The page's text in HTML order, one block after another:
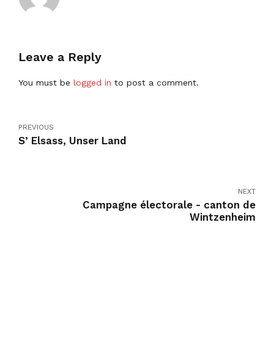
Leave a Reply
You must be logged in to post a comment.
PREVIOUS
S’ Elsass, Unser Land
NEXT
Campagne électorale - canton de
Wintzenheim